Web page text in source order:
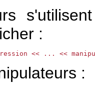
:
: